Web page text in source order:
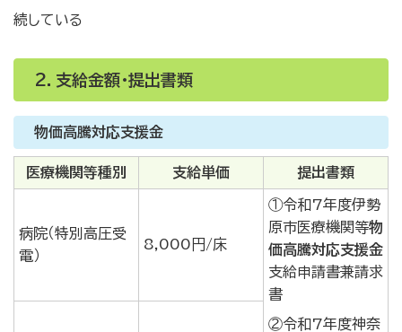
続している
2．支給金額・提出書類
物価高騰対応支援金
医療機関等種別 支給単価 提出書類
病院（特別高圧受
電）
8,000円/床
①令和7年度伊勢
原市医療機関等物
価高騰対応支援金
支給申請書兼請求
書
②令和7年度神奈